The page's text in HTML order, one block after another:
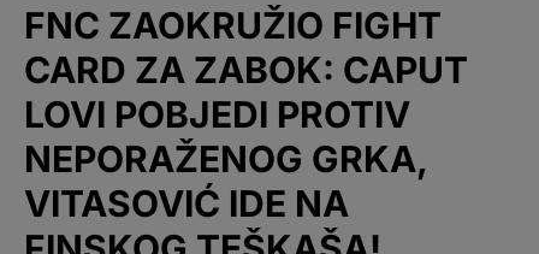
FNC ZAOKRUŽIO FIGHT
CARD ZA ZABOK: CAPUT
LOVI POBJEDI PROTIV
NEPORAŽENOG GRKA,
VITASOVIĆ IDE NA